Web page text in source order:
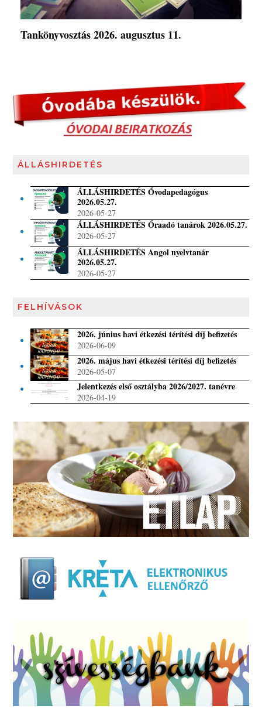
Tankönyvosztás 2026. augusztus 11.
ÁLLÁSHIRDETÉS
ÁLLÁSHIRDETÉS Óvodapedagógus
2026.05.27.
2026-05-27
ÁLLÁSHIRDETÉS Óraadó tanárok 2026.05.27.
2026-05-27
ÁLLÁSHIRDETÉS Angol nyelvtanár
2026.05.27.
2026-05-27
FELHÍVÁSOK
2026. június havi étkezési térítési díj befizetés
2026-06-09
2026. május havi étkezési térítési díj befizetés
2026-05-07
Jelentkezés első osztályba 2026/2027. tanévre
2026-04-19